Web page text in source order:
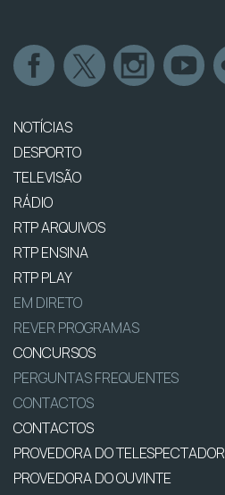
NOTÍCIAS
DESPORTO
TELEVISÃO
RÁDIO
RTP ARQUIVOS
RTP ENSINA
RTP PLAY
EM DIRETO
REVER PROGRAMAS
CONCURSOS
PERGUNTAS FREQUENTES
CONTACTOS
CONTACTOS
PROVEDORA DO TELESPECTADOR
PROVEDORA DO OUVINTE